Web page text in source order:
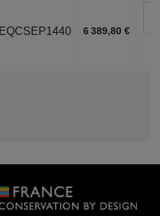
EQCSEP1440 6 389,80 €